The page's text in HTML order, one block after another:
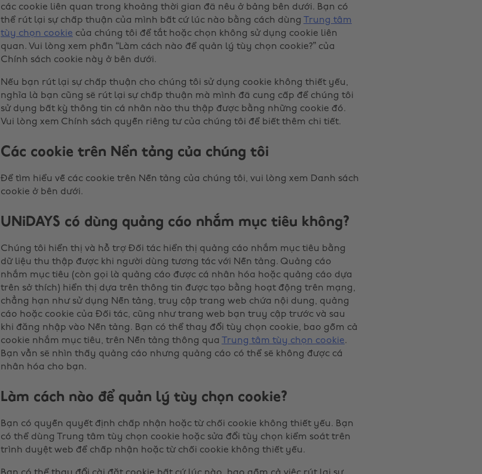
các cookie liên quan trong khoảng thời gian đã nêu ở bảng bên dưới. Bạn có
thể rút lại sự chấp thuận của mình bất cứ lúc nào bằng cách dùng
Trung tâm
tùy chọn cookie của chúng tôi để tắt hoặc chọn không sử dụng cookie liên
quan. Vui lòng xem phần “Làm cách nào để quản lý tùy chọn cookie?” của
Chính sách cookie này ở bên dưới.
Nếu bạn rút lại sự chấp thuận cho chúng tôi sử dụng cookie không thiết yếu,
nghĩa là bạn cũng sẽ rút lại sự chấp thuận mà mình đã cung cấp để chúng tôi
sử dụng bất kỳ thông tin cá nhân nào thu thập được bằng những cookie đó.
Vui lòng xem Chính sách quyền riêng tư của chúng tôi để biết thêm chi tiết.
Các cookie trên Nền tảng của chúng tôi
Để tìm hiểu về các cookie trên Nền tảng của chúng tôi, vui lòng xem Danh sách
cookie ở bên dưới.
UNiDAYS có dùng quảng cáo nhắm mục tiêu không?
Chúng tôi hiển thị và hỗ trợ Đối tác hiển thị quảng cáo nhắm mục tiêu bằng
dữ liệu thu thập được khi người dùng tương tác với Nền tảng. Quảng cáo
nhắm mục tiêu (còn gọi là quảng cáo được cá nhân hóa hoặc quảng cáo dựa
trên sở thích) hiển thị dựa trên thông tin được tạo bằng hoạt động trên mạng,
chẳng hạn như sử dụng Nền tảng, truy cập trang web chứa nội dung, quảng
cáo hoặc cookie của Đối tác, cũng như trang web bạn truy cập trước và sau
khi đăng nhập vào Nền tảng. Bạn có thể thay đổi tùy chọn cookie, bao gồm cả
cookie nhắm mục tiêu, trên Nền tảng thông qua
Trung tâm tùy chọn cookie.
Bạn vẫn sẽ nhìn thấy quảng cáo nhưng quảng cáo có thể sẽ không được cá
nhân hóa cho bạn.
Làm cách nào để quản lý tùy chọn cookie?
Bạn có quyền quyết định chấp nhận hoặc từ chối cookie không thiết yếu. Bạn
có thể dùng Trung tâm tùy chọn cookie hoặc sửa đổi tùy chọn kiểm soát trên
trình duyệt web để chấp nhận hoặc từ chối cookie không thiết yếu.